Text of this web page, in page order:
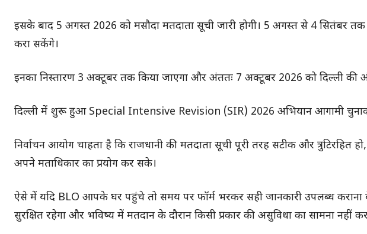
इसके बाद 5 अगस्त 2026 को मसौदा मतदाता सूची जारी होगी। 5 अगस्त से 4 सितंबर
करा सकेंगे।
इनका निस्तारण 3 अक्टूबर तक किया जाएगा और अंततः 7 अक्टूबर 2026 को दिल्ली की
दिल्ली में शुरू हुआ Special Intensive Revision (SIR) 2026 अभियान आगामी
निर्वाचन आयोग चाहता है कि राजधानी की मतदाता सूची पूरी तरह सटीक और त्रुटिरहित
अपने मताधिकार का प्रयोग कर सके।
ऐसे में यदि BLO आपके घर पहुंचे तो समय पर फॉर्म भरकर सही जानकारी उपलब्ध
सुरक्षित रहेगा और भविष्य में मतदान के दौरान किसी प्रकार की असुविधा का सामना नहीं